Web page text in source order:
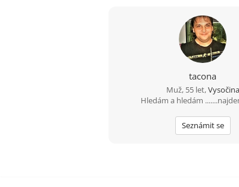
tacona
Muž, 55 let,Vysočina
Hledám a hledám
Seznámit se